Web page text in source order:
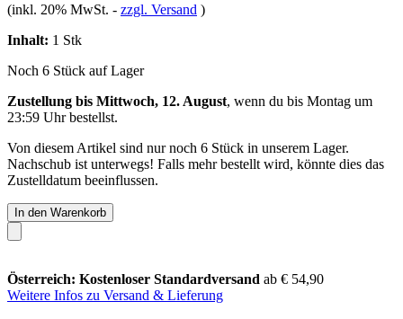
(inkl. 20% MwSt. - zzgl. Versand )
Inhalt: 1 Stk
Noch 6 Stück auf Lager
Zustellung bis Mittwoch, 12. August, wenn du bis Montag um
23:59 Uhrbestellst.
Von diesem Artikel sind nur noch 6 Stück in unserem Lager.
Nachschub ist unterwegs! Falls mehr bestellt wird, könnte dies das
Zustelldatum beeinflussen.
In den Warenkorb
Österreich: Kostenloser Standardversand ab € 54,90
Weitere Infos zu Versand & Lieferung